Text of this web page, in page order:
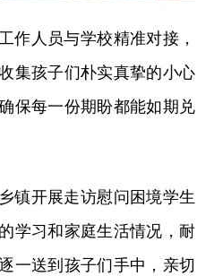
作人员与学校精准对接，
集孩子们朴实真挚的小心
保每一份期盼都能如期兑
镇开展走访慰问困境学生
学习和家庭生活情况，耐
一送到孩子们手中，亲切